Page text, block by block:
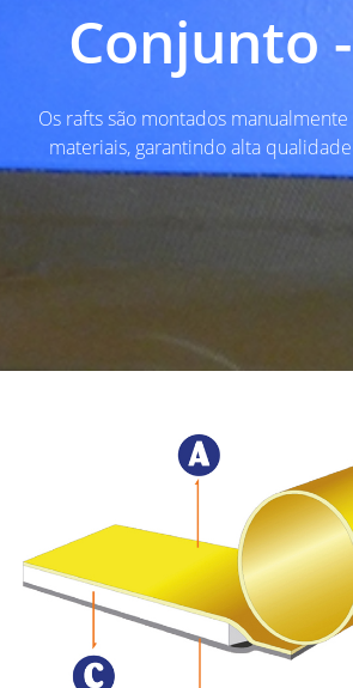
Conjunto
Os rafts são montados
materiais, garantindo alta